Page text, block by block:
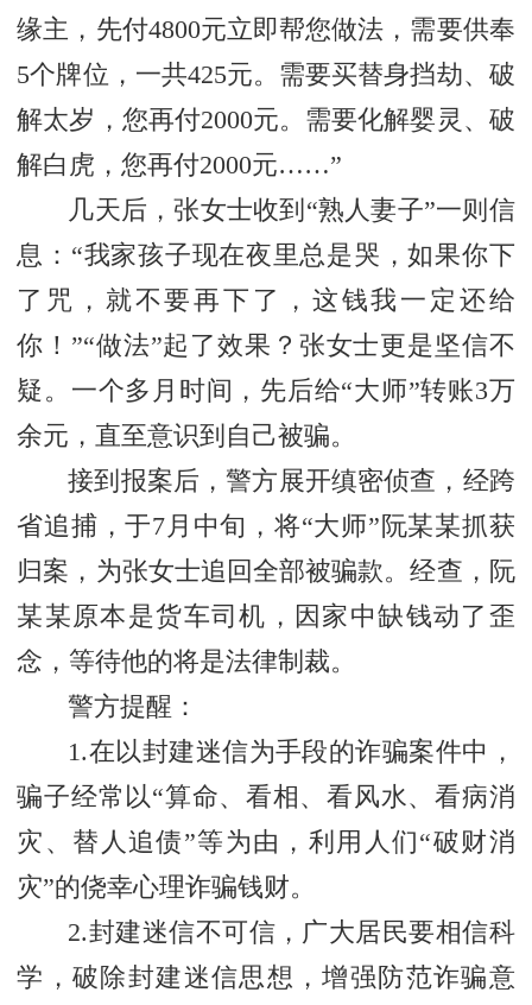
缘主，先付4800元立即帮您做法，需要供奉
5个牌位，一共425元。需要买替身挡劫、破
解太岁，您再付2000元。需要化解婴灵、破
解白虎，您再付2000元……”
几天后，张女士收到“熟人妻子”一则信
息：“我家孩子现在夜里总是哭，如果你下
了咒，就不要再下了，这钱我一定还给
你！”“做法”起了效果？张女士更是坚信不
疑。一个多月时间，先后给“大师”转账3万
余元，直至意识到自己被骗。
接到报案后，警方展开缜密侦查，经跨
省追捕，于7月中旬，将“大师”阮某某抓获
归案，为张女士追回全部被骗款。经查，阮
某某原本是货车司机，因家中缺钱动了歪
念，等待他的将是法律制裁。
警方提醒：
1.在以封建迷信为手段的诈骗案件中，
骗子经常以“算命、看相、看风水、看病消
灾、替人追债”等为由，利用人们“破财消
灾”的侥幸心理诈骗钱财。
2.封建迷信不可信，广大居民要相信科
学，破除封建迷信思想，增强防范诈骗意